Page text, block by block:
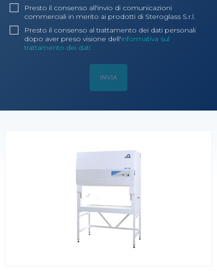
Presto il consenso all'invio di comunicazioni
commerciali in merito ai prodotti di Steroglass S.r.l.
Presto il consenso al trattamento dei dati personali
dopo aver preso visione dell'informativa sul
trattamento dei dati